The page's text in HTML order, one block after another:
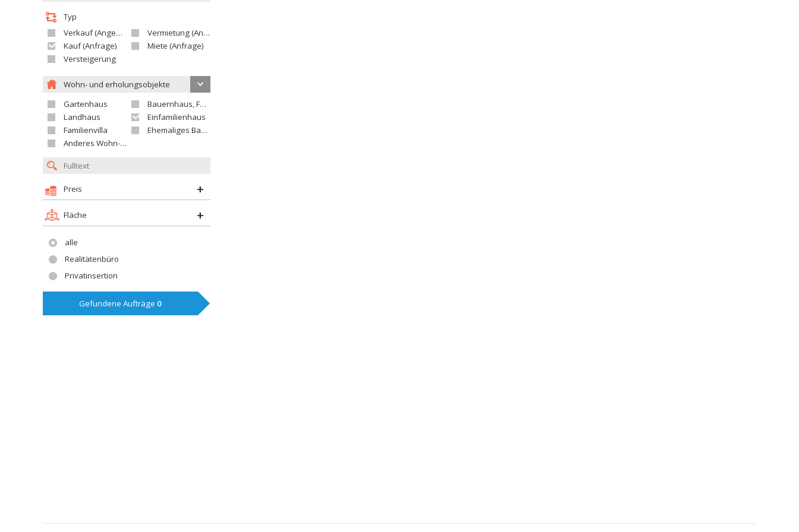
Typ
Verkauf (Angebot)
Vermietung (Angebot)
Kauf (Anfrage)
Miete (Anfrage)
Versteigerung
Wohn- und erholungsobjekte
Gartenhaus
Bauernhaus, Ferienhaus
Landhaus
Einfamilienhaus
Familienvilla
Ehemaliges Bauerngut
Anderes Wohn- oder Ferienobjekt
Preis
Fläche
alle
Realitätenbüro
Privatinsertion
Gefundene Aufträge 0